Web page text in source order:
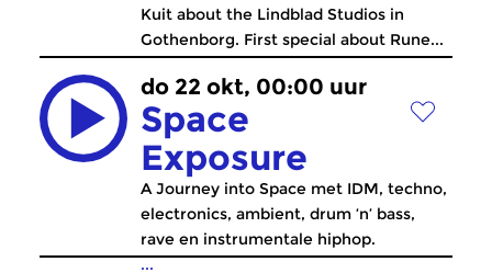
Kuit about the Lindblad Studios in
Gothenborg. First special about Rune...
do 22 okt, 00:00 uur
Space
Exposure
A Journey into Space met IDM, techno,
electronics, ambient, drum ‘n’ bass,
rave en instrumentale hiphop.
...